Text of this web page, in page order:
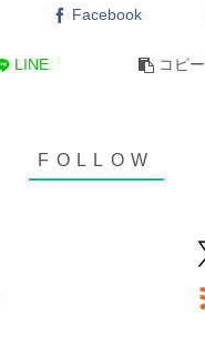
Facebook
LINE コピー